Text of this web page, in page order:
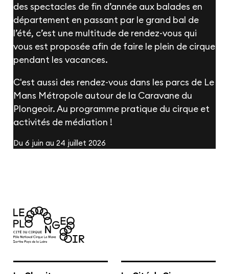
des spectacles de fin d’année aux balades en
département en passant par le grand bal de
l’été, c’est une multitude de rendez-vous qui
vous est proposée afin de faire le plein de cirque
pendant les vacances.
C'est aussi des rendez-vous dans les parcs de Le
Mans Métropole autour de la Caravane du
Plongeoir. Au programme pratique du cirque et
activités de médiation !
Du 6 juin au 24 juillet 2026